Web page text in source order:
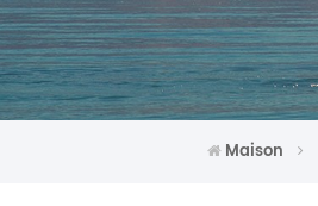
Maison